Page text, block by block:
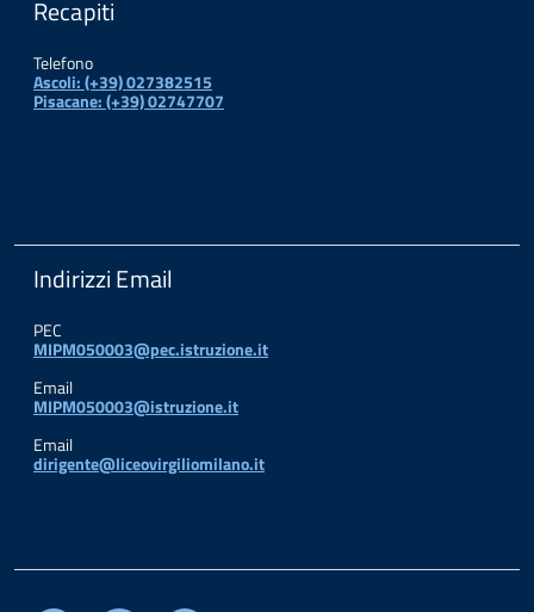
Recapiti
Telefono
Ascoli: (+39) 027382515
Pisacane: (+39) 02747707
Indirizzi Email
PEC
MIPM050003@pec.istruzione.it
Email
MIPM050003@istruzione.it
Email
dirigente@liceovirgiliomilano.it